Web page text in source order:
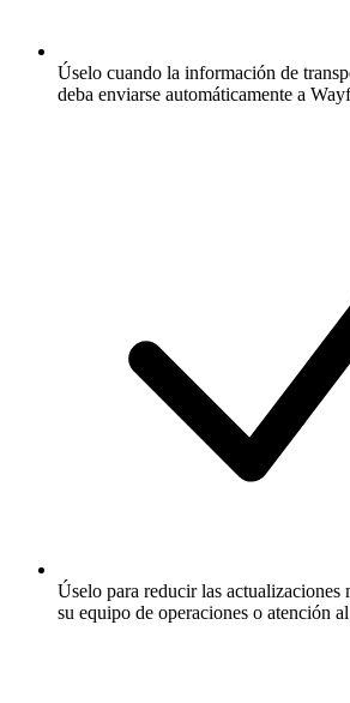
Úselo cuando la información de
deba enviarse automáticamente a
Úselo para reducir las actualizaciones
su equipo de operaciones o atención